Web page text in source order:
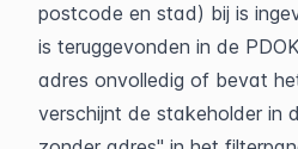
postcode en stad) bij is
is teruggevonden in de
adres onvolledig of bevat
verschijnt de stakeholder in